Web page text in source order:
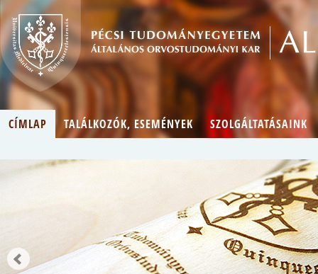
CÍMLAP TALÁLKOZÓK, ESEMÉNYEK SZOLGÁLTATÁSAINK